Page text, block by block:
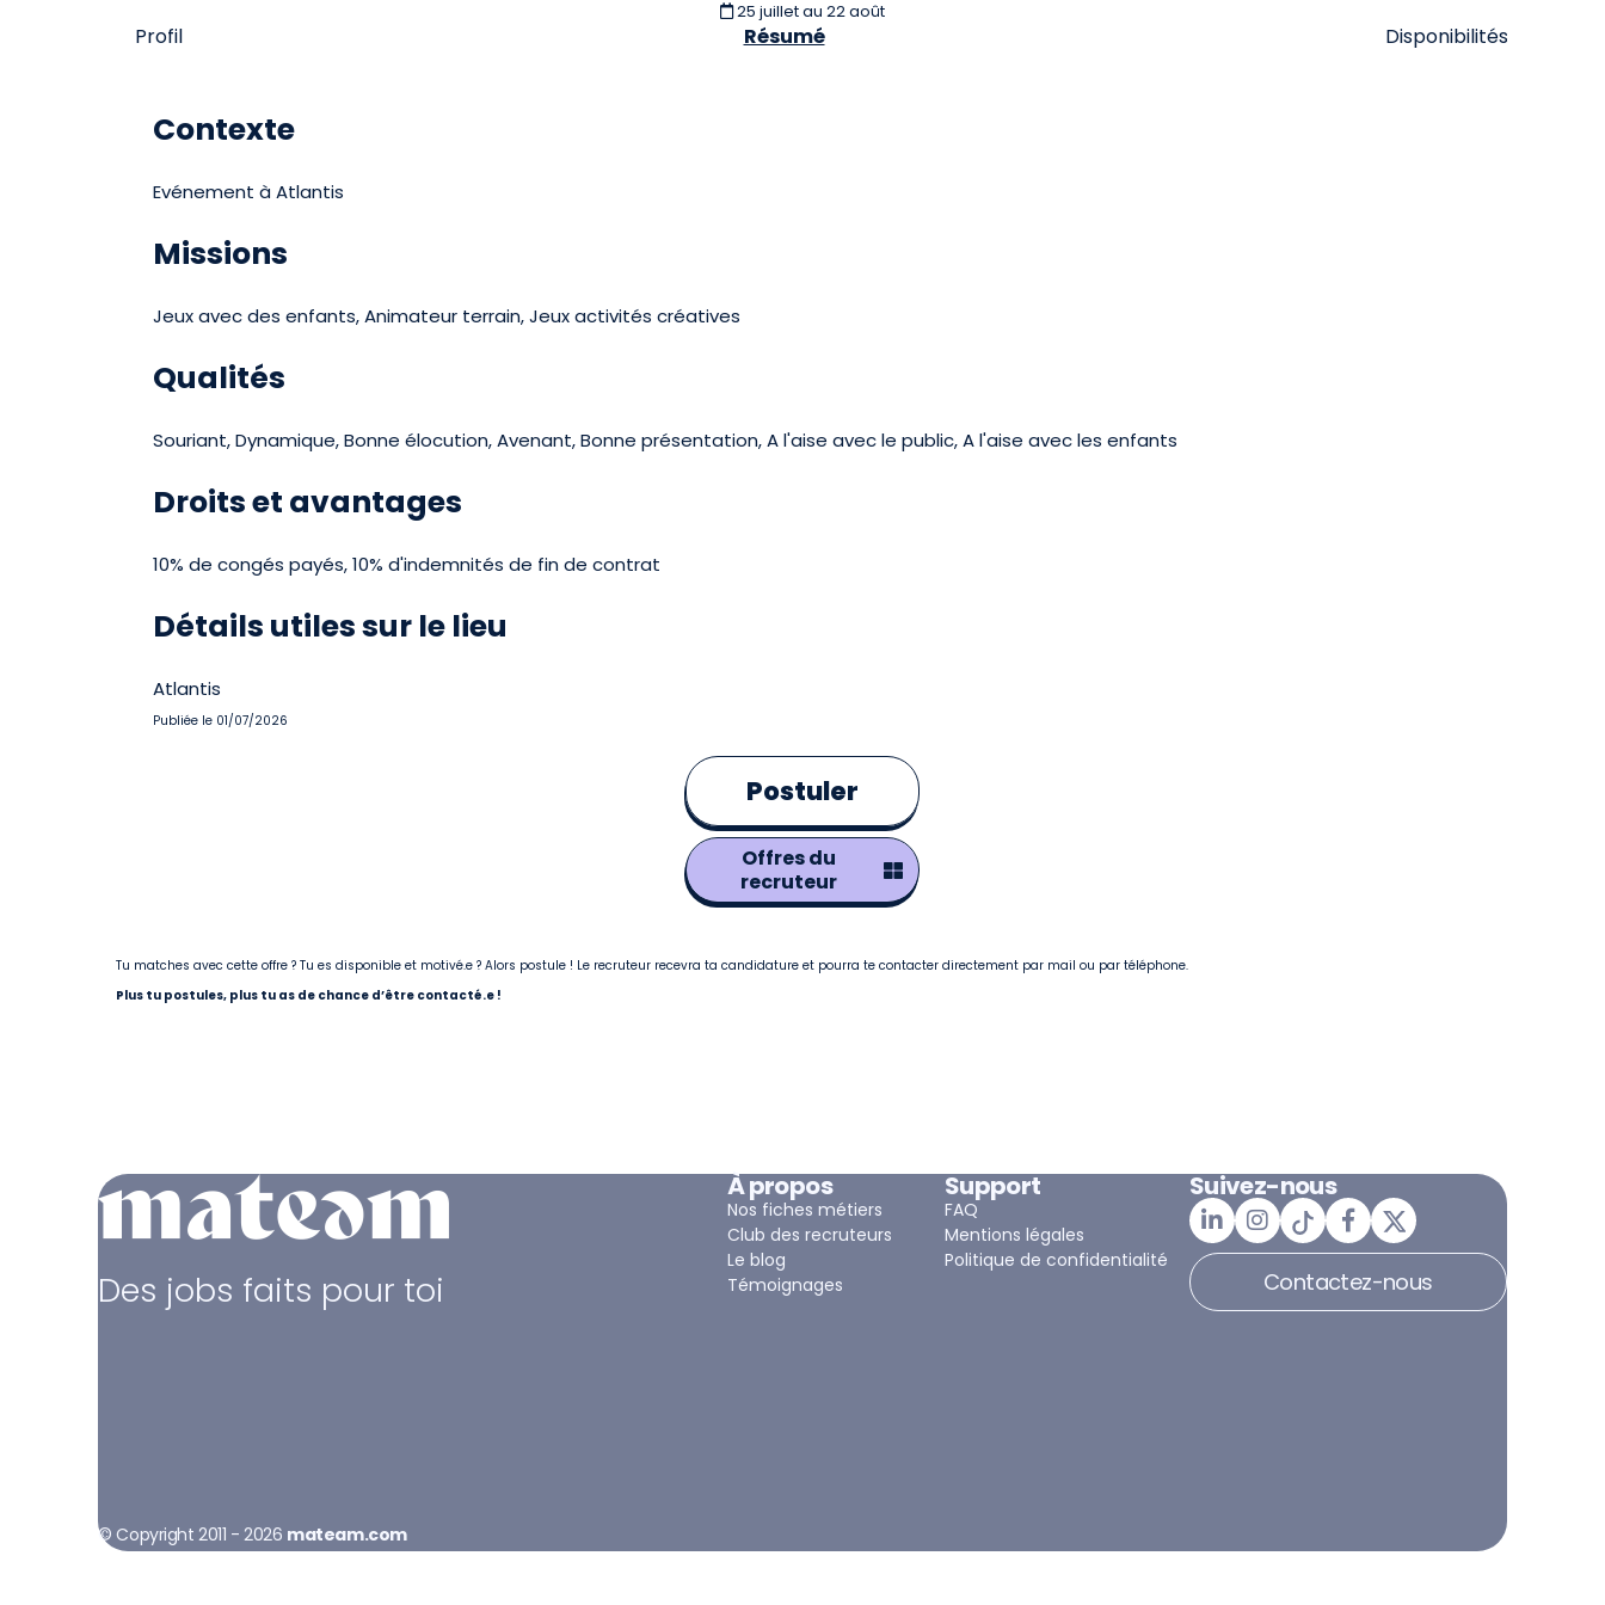
25 juilletau 22 août
Profil Résumé Disponibilités
Contexte
Evénement à Atlantis
Missions
Jeux avec des enfants, Animateur terrain, Jeux activités créatives
Qualités
Souriant, Dynamique, Bonne élocution, Avenant, Bonne présentation, A l'aise avec le public, A l'aise avec les enfants
Droits et avantages
10% de congés payés, 10% d'indemnités de fin de contrat
Détails utiles sur le lieu
Atlantis
Publiée le 01/07/2026
Postuler
Offres du
recruteur
Tu matches avec cette offre ? Tu es disponible et motivé.e ? Alors postule ! Le recruteur recevra ta candidature et pourra te contacter directement par mail ou par téléphone.
Plus tu postules, plus tu as de chance d’être contacté.e !
Des jobs faits pour toi
© Copyright 2011 - 2026 mateam.com
À propos
Nos fiches métiers
Club des recruteurs
Le blog
Témoignages
Support
FAQ
Mentions légales
Politique de confidentialité
Suivez-nous
Contactez-nous